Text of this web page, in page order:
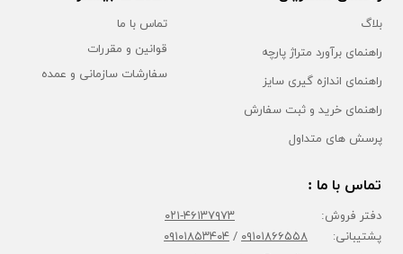
بلاگ
راهنمای برآورد متراژ پارچه
راهنمای اندازه گیری سایز
راهنمای خرید و ثبت سفارش
پرسش های متداول
تماس با ما
قوانین و مقررات
سفارشات سازمانی و عمده
تماس با ما :
دفتر فروش: ۴۶۱۳۷۹۷۳-۰۲۱
پشتیبانی: ۰۹۱۰۱۸۶۶۵۵۸/۰۹۱۰۱۸۵۳۴۰۴